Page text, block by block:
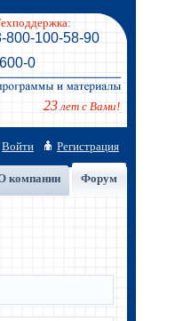
800-100-58-90
0
23лет с Вами!
Войти Регистрация
компании Форум